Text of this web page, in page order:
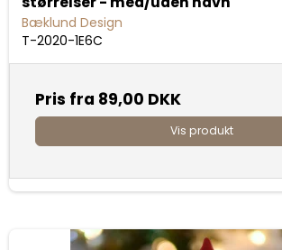
Bæklund Design
T-2020-1E6C
Pris fra 89,00 DKK
Vis produkt